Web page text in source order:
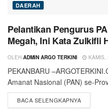
DAERAH
Pelantikan Pengurus
Megah, Ini Kata Zulkifli
OLEH ADMIN ARGO TERKINI KAMIS,
PEKANBARU
Amanat Nasional (PAN) se-
BACA SELENGKAPNYA